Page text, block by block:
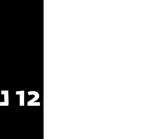
12 נשרים הורעלו למוות.